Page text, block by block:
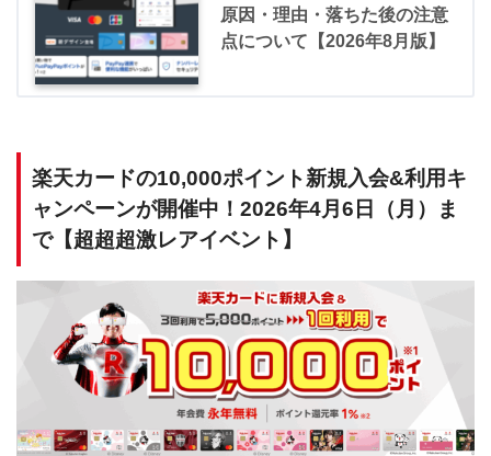
原因・理由・落ちた後の注意
点について【2026年8月版】
楽天カードの10,000ポイント新規入会&利用キ
ャンペーンが開催中！2026年4月6日（月）ま
で【超超超激レアイベント】